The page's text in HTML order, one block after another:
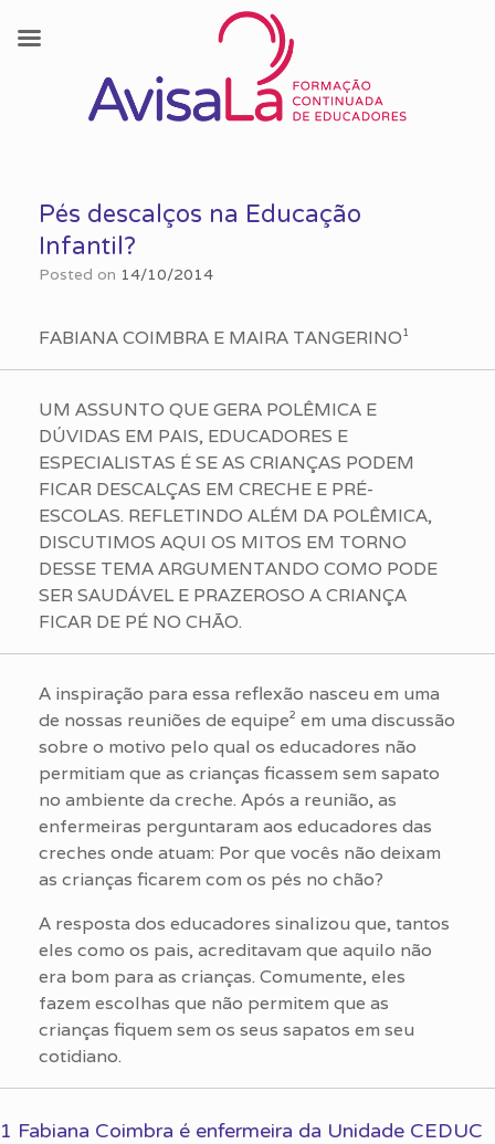
contentPés descalços na Educação
Infantil?
Posted on 14/10/2014
FABIANA COIMBRA E MAIRA TANGERINO¹
UM ASSUNTO QUE GERA POLÊMICA E
DÚVIDAS EM PAIS, EDUCADORES E
ESPECIALISTAS É SE AS CRIANÇAS PODEM
FICAR DESCALÇAS EM CRECHE E PRÉ-
ESCOLAS. REFLETINDO ALÉM DA POLÊMICA,
DISCUTIMOS AQUI OS MITOS EM TORNO
DESSE TEMA ARGUMENTANDO COMO PODE
SER SAUDÁVEL E PRAZEROSO A CRIANÇA
FICAR DE PÉ NO CHÃO.
A inspiração para essa reflexão nasceu em uma
de nossas reuniões de equipe² em uma discussão
sobre o motivo pelo qual os educadores não
permitiam que as crianças ficassem sem sapato
no ambiente da creche. Após a reunião, as
enfermeiras perguntaram aos educadores das
creches onde atuam: Por que vocês não deixam
as crianças ficarem com os pés no chão?
A resposta dos educadores sinalizou que, tantos
eles como os pais, acreditavam que aquilo não
era bom para as crianças. Comumente, eles
fazem escolhas que não permitem que as
crianças fiquem sem os seus sapatos em seu
cotidiano.
1 Fabiana Coimbra é enfermeira da Unidade CEDUC